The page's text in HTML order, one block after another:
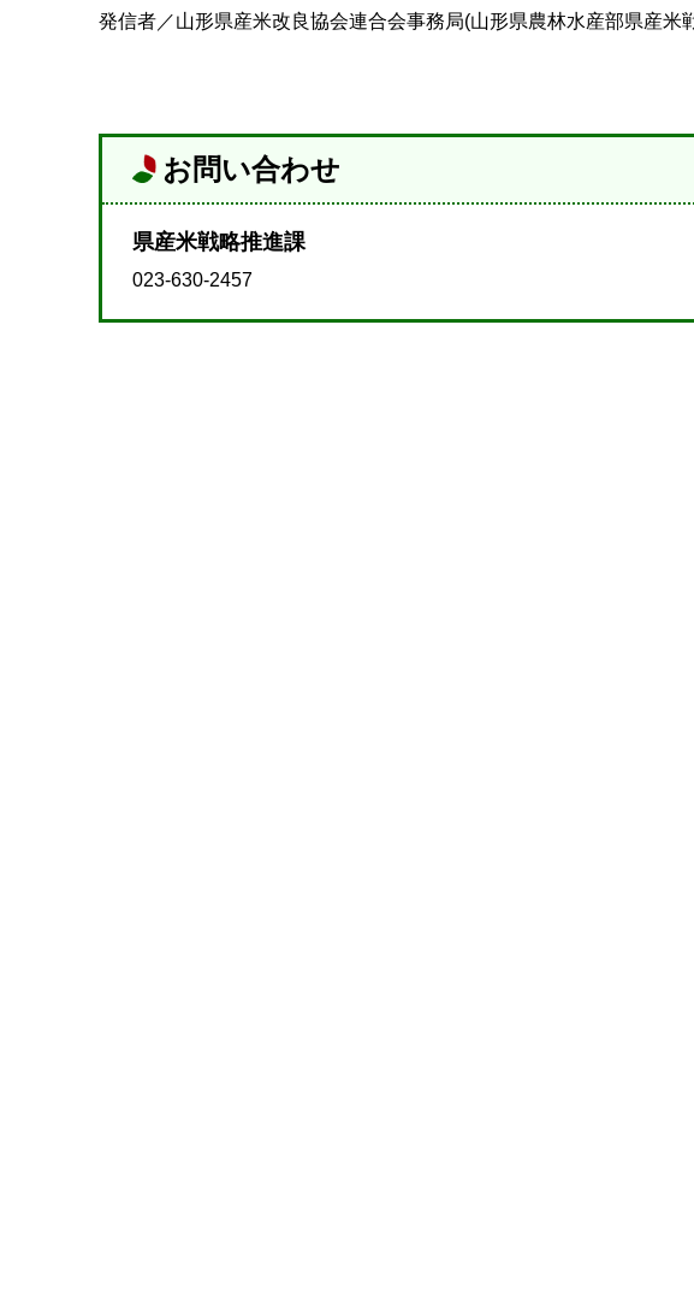
発信者／山形県産米改良協会連合会事務局(山形県農林水産部県産
お問い合わせ
県産米戦略推進課
023-630-2457